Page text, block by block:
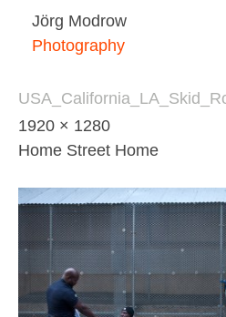
Jörg Modrow
Photography
1920 × 1280
Home Street Home